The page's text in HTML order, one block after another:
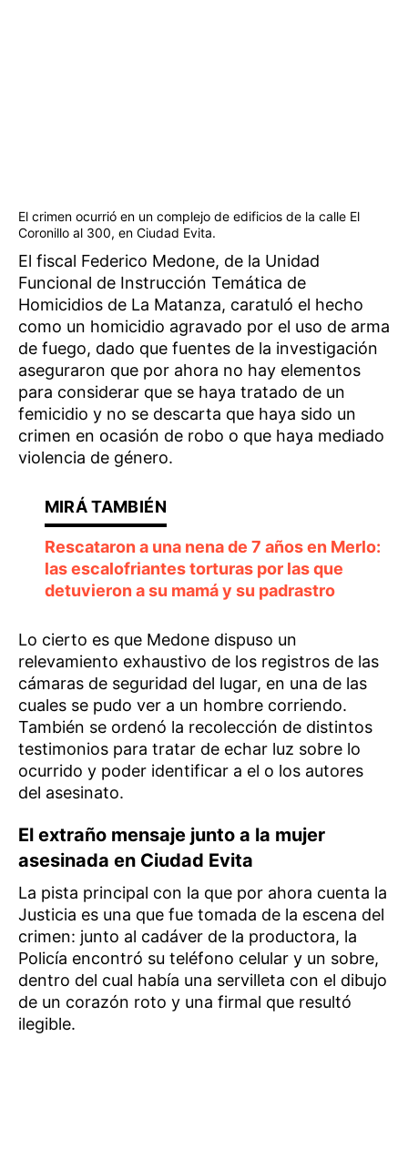
El crimen ocurrió en un complejo de edificios de la calle El
Coronillo al 300, en Ciudad Evita.
El fiscal Federico Medone, de la Unidad
Funcional de Instrucción Temática de
Homicidios de La Matanza, caratuló el hecho
como un homicidio agravado por el uso de arma
de fuego, dado que fuentes de la investigación
aseguraron que por ahora no hay elementos
para considerar que se haya tratado de un
femicidio y no se descarta que haya sido un
crimen en ocasión de robo o que haya mediado
violencia de género.
Rescataron a una nena de 7 años en Merlo:
las escalofriantes torturas por las que
detuvieron a su mamá y su padrastro
Lo cierto es que Medone dispuso un
relevamiento exhaustivo de los registros de las
cámaras de seguridad del lugar, en una de las
cuales se pudo ver a un hombre corriendo.
También se ordenó la recolección de distintos
testimonios para tratar de echar luz sobre lo
ocurrido y poder identificar a el o los autores
del asesinato.
El extraño mensaje junto a la mujer
asesinada en Ciudad Evita
La pista principal con la que por ahora cuenta la
Justicia es una que fue tomada de la escena del
crimen: junto al cadáver de la productora, la
Policía encontró su teléfono celular y un sobre,
dentro del cual había una servilleta con el dibujo
de un corazón roto y una firmal que resultó
ilegible.